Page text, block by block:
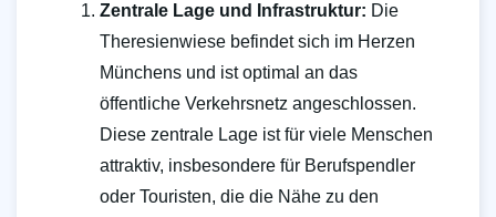
Zentrale Lage und Infrastruktur: Die
Theresienwiese befindet sich im Herzen
Münchens und ist optimal an das
öffentliche Verkehrsnetz angeschlossen.
Diese zentrale Lage ist für viele Menschen
attraktiv, insbesondere für Berufspendler
oder Touristen, die die Nähe zu den